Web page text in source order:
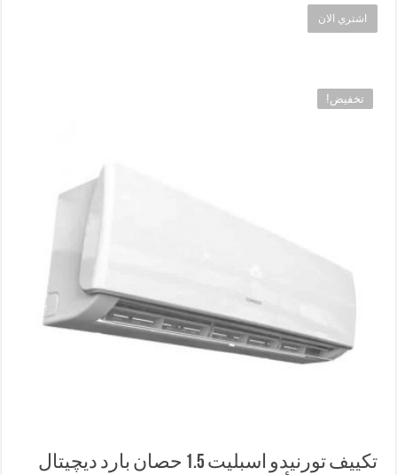
اشتري الان
تخفيض!
تكييف تورنيدو اسبليت 1.5 حصان بارد ديچيتال